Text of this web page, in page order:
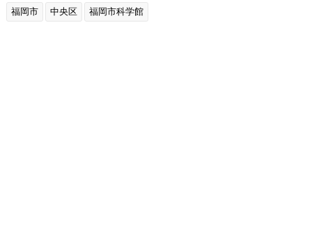
福岡市 中央区 福岡市科学館